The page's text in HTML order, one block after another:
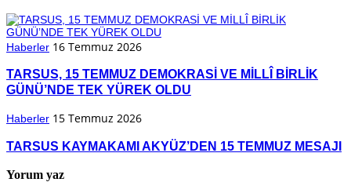
Haberler 16 Temmuz 2026
TARSUS, 15 TEMMUZ DEMOKRASİ VE MİLLÎ BİRLİK
GÜNÜ’NDE TEK YÜREK OLDU
Haberler 15 Temmuz 2026
TARSUS KAYMAKAMI AKYÜZ’DEN 15 TEMMUZ MESAJI
Yorum yaz